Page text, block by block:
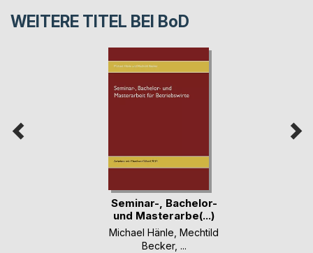
WEITERE TITEL BEI BoD
Seminar-, Bachelor-
und Masterarbe(...)
Michael Hänle Mechtild
Becker, ...